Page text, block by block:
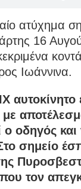
ατύχημα
16
Ιωάννινα.
με
ο οδηγός και
σημείο
τον